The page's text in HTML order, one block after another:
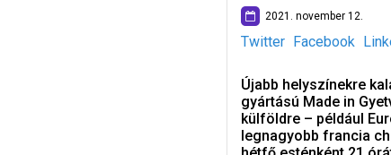
2021. november 12.
Twitter Facebook
Újabb helyszínekre
gyártású Made in
külföldre – például
legnagyobb francia